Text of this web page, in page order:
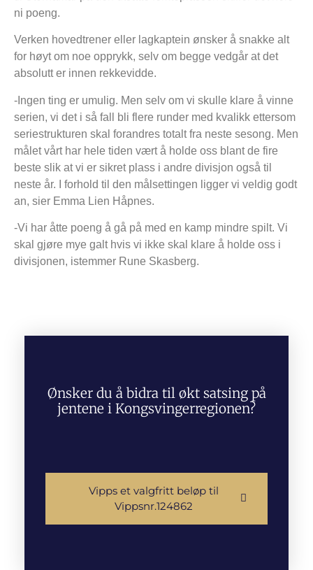
ni poeng.
Verken hovedtrener eller lagkaptein ønsker å snakke alt
for høyt om noe opprykk, selv om begge vedgår at det
absolutt er innen rekkevidde.
-Ingen ting er umulig. Men selv om vi skulle klare å vinne
serien, vi det i så fall bli flere runder med kvalikk ettersom
seriestrukturen skal forandres totalt fra neste sesong. Men
målet vårt har hele tiden vært å holde oss blant de fire
beste slik at vi er sikret plass i andre divisjon også til
neste år. I forhold til den målsettingen ligger vi veldig godt
an, sier Emma Lien Håpnes.
-Vi har åtte poeng å gå på med en kamp mindre spilt. Vi
skal gjøre mye galt hvis vi ikke skal klare å holde oss i
divisjonen, istemmer Rune Skasberg.
Ønsker du å bidra til økt satsing på
jentene i Kongsvingerregionen?
Vipps et valgfritt beløp til
Vippsnr.124862